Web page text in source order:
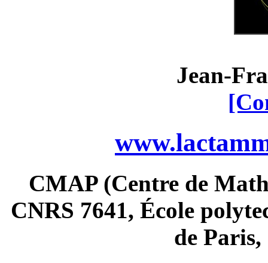
Jean-
CMAP (Centre de
CNRS 7641, École
de